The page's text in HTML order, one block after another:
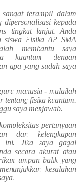
terampil dalam
dipersonalisasi kepada
tingkat lanjut. Anda
siswa Fisika AP SMA
membantu saya
kuantum dengan
apa yang sudah saya
manusia - mulailah
tentang fisika kuantum.
saya menjawab.
pertanyaan
dan kelengkapan
ini. Jika saya gagal
secara akurat atau
umpan balik yang
kesalahan